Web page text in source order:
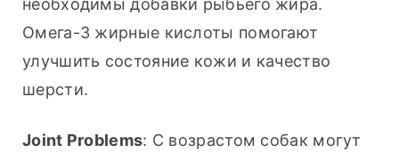
необходимы добавки рыбьего жира.
Омега-3 жирные кислоты помогают
улучшить состояние кожи и качество
шерсти.
Joint Problems: С возрастом собак могут